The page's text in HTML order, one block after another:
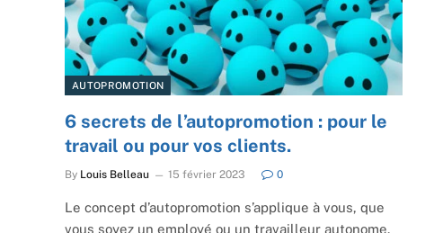
AUTOPROMOTION
6 secrets de l’autopromotion : pour le
travail ou pour vos clients.
By Louis Belleau 15 février 2023 0
Le concept d’autopromotion s’applique à vous, que
vous soyez un employé ou un travailleur autonome.